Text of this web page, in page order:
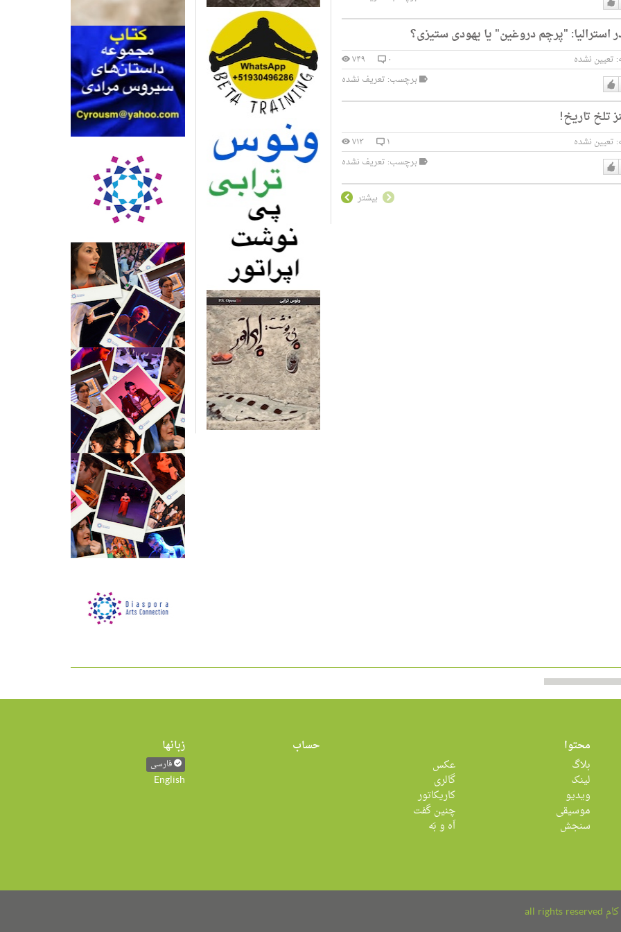
دوست
دارماسترالیا: "پرچم دروغین" یا یهودی ستیزی؟
تعیین نشده ۰ ۷۴۹
دوست
دارم
برچسب: تعریف نشده
تلخ تاریخ!
تعیین نشده ۱ ۷۱۳
دوست
برچسب: تعریف نشده
بیشتر
محتوا
بلاگ
لینک
ویدیو
موسیقی
سنجش
عکس
گالری
کاریکاتور
چنین گفت
اَه و بَه
حساب زبانها
فارسی
English